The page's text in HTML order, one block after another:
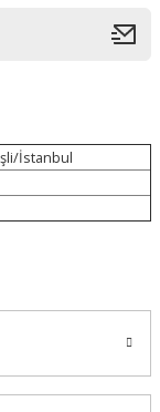
İstanbul